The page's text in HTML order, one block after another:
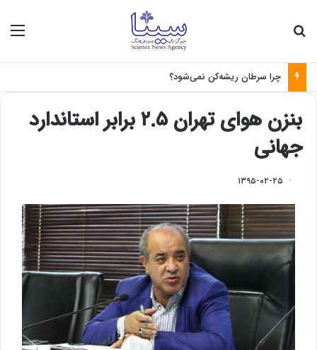
چرا سرطان ریشه‌کن نمی‌شود؟
بنزن هوای تهران ۲.۵ برابر استاندارد
جهانی
۱۳۹۵-۰۲-۲۵